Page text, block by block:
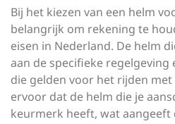
Bij het kiezen van een helm
belangrijk om rekening te
eisen in Nederland. De helm
aan de specifieke
die gelden voor het rijden met
ervoor dat de helm die je
keurmerk heeft, wat aangeeft